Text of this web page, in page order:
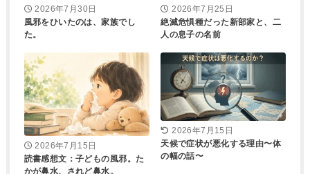
2026年7月30日
風邪をひいたのは、家族でし
た。
2026年7月25日
絶滅危惧種だった新部家と、二
人の息子の名前
2026年7月15日
読書感想文：子どもの風邪。た
かが鼻水、されど鼻水。
2026年7月15日
天候で症状が悪化する理由〜体
の幅の話〜